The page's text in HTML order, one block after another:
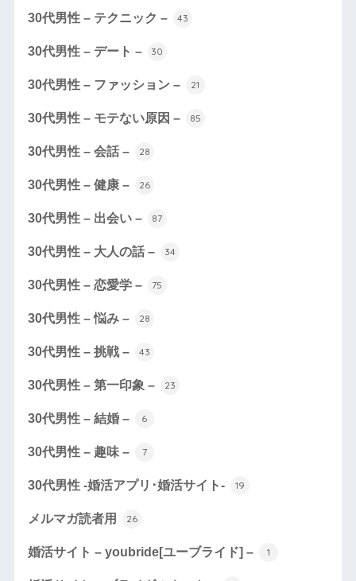
30代男性 – テクニック – 43
30代男性 – デート – 30
30代男性 – ファッション – 21
30代男性 – モテない原因 – 85
30代男性 – 会話 – 28
30代男性 – 健康 – 26
30代男性 – 出会い – 87
30代男性 – 大人の話 – 34
30代男性 – 恋愛学 – 75
30代男性 – 悩み – 28
30代男性 – 挑戦 – 43
30代男性 – 第一印象 – 23
30代男性 – 結婚 – 6
30代男性 – 趣味 – 7
30代男性 -婚活アプリ･婚活サイト- 19
メルマガ読者用 26
婚活サイト – youbride[ユーブライド] – 1